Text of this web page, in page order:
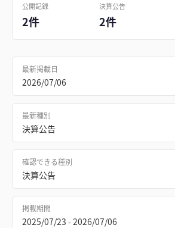
公開記録
2件
決算公告
2件
最新掲載日
2026/07/06
最新種別
決算公告
確認できる種別
決算公告
掲載期間
2025/07/23 - 2026/07/06